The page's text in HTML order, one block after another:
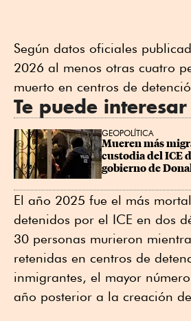
Según datos oficiales
2026 al menos otras cuatro
muerto en centros de
Te puede interesar
GEOPOLÍTICA
Mueren más
custodia del ICE
gobierno de
El año 2025 fue el más
detenidos por el ICE en dos
30 personas murieron
retenidas en centros de
inmigrantes, el mayor
año posterior a la creación